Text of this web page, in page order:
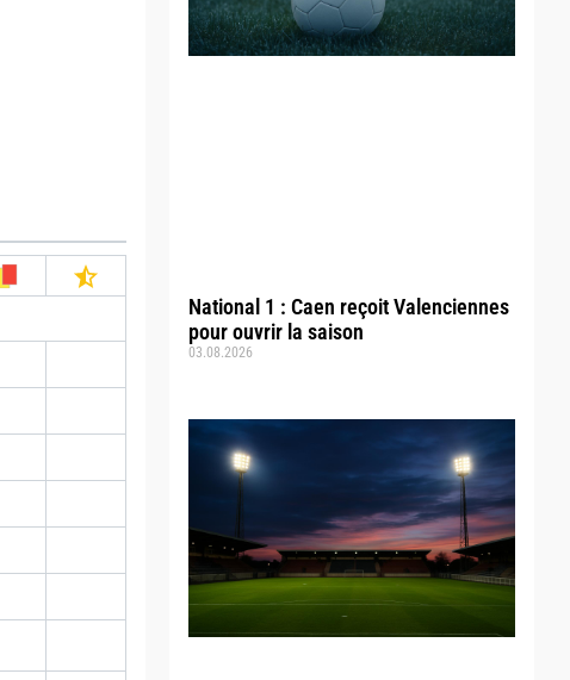
National 1 : Caen reçoit Valenciennes
pour ouvrir la saison
03.08.2026